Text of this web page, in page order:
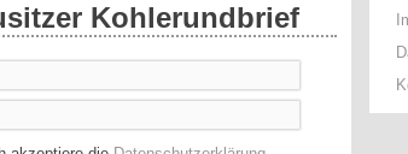
Kohlerundbrief